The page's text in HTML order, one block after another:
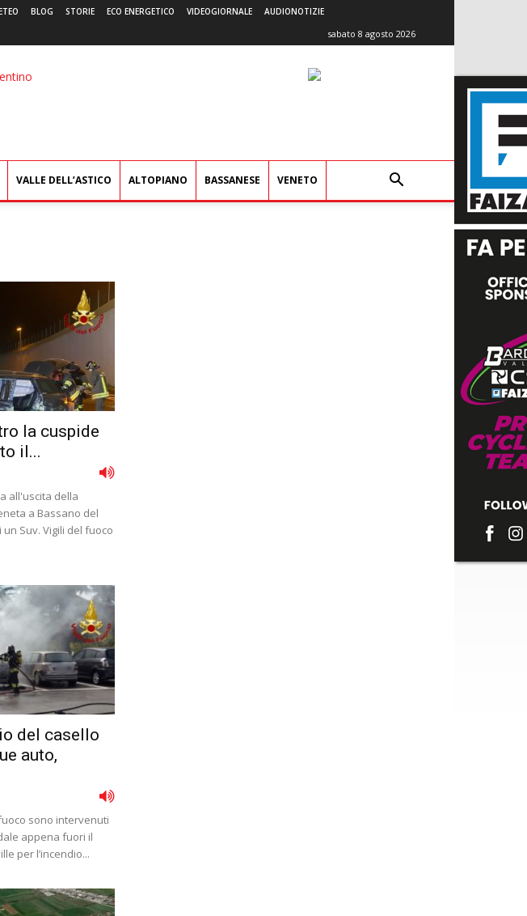
BLOG STORIE ECO ENERGETICO VIDEOGIORNALE AUDIONOTIZIE
sabato 8 agosto 2026
VALLE DELL’ASTICO ALTOPIANO BASSANESE VENETO
la cuspide
il...
all'uscita della
a Bassano del
Suv. Vigili del fuoco
del casello
auto,
sono intervenuti
appena fuori il
per l’incendio...